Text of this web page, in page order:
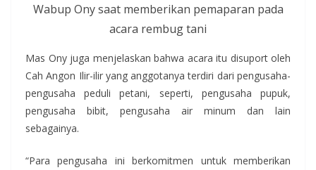
Wabup Ony saat memberikan pemaparan pada
acara rembug tani
Mas Ony juga menjelaskan bahwa acara itu disuport oleh
Cah Angon Ilir-ilir yang anggotanya terdiri dari pengusaha-
pengusaha peduli petani, seperti, pengusaha pupuk,
pengusaha bibit, pengusaha air minum dan lain
sebagainya.
“Para pengusaha ini berkomitmen untuk memberikan